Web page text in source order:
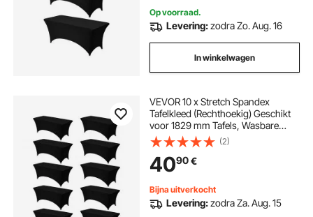
Op voorraad.
Levering:zodra Zo. Aug. 16
In winkelwagen
VEVOR 10 x Stretch Spandex
Tafelkleed (Rechthoekig) Geschikt
voor 1829 mm Tafels, Wasbare
Kreukvrije Tafelkleedbeschermer
voor Feesten, Bruiloften, Banketten,
Festivals, Zwart
(2)
4090€
Bijna uitverkocht
Levering:zodra Za. Aug. 15